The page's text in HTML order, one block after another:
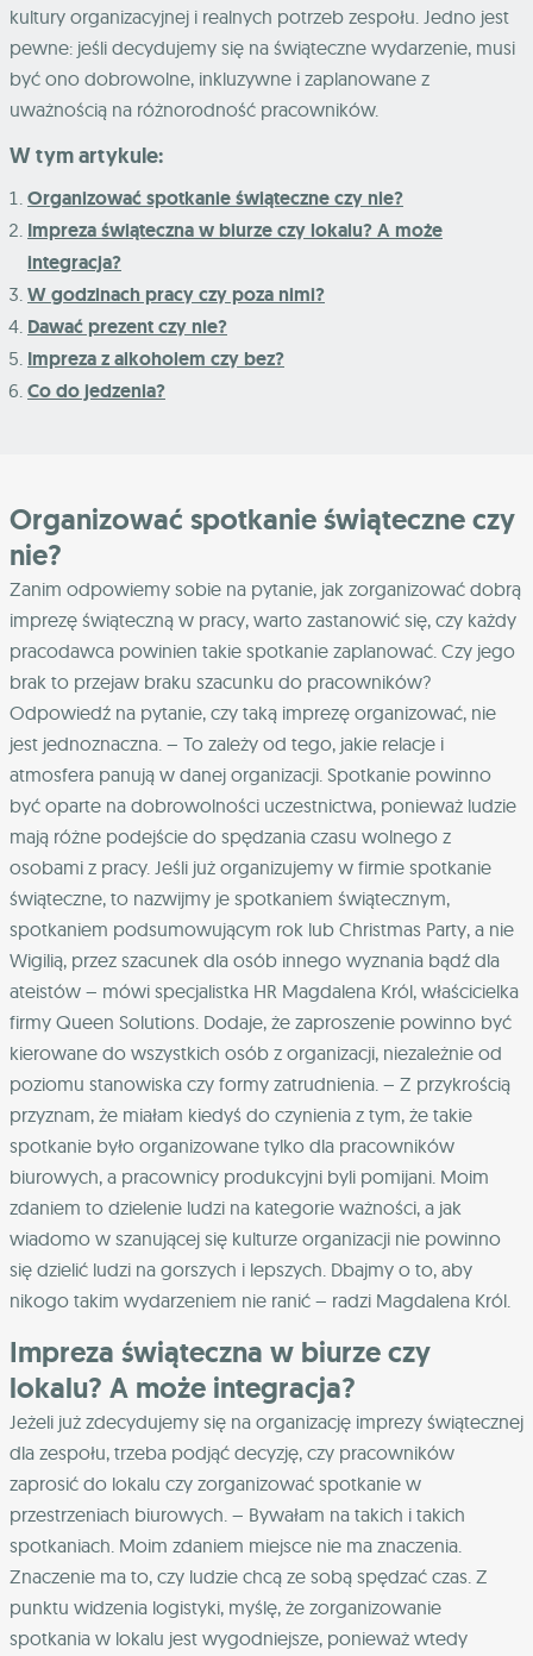
kultury organizacyjnej i realnych potrzeb zespołu. Jedno jest
pewne: jeśli decydujemy się na świąteczne wydarzenie, musi
być ono dobrowolne, inkluzywne i zaplanowane z
uważnością na różnorodność pracowników.
W tym artykule:
Organizować spotkanie świąteczne czy nie?
Impreza świąteczna w biurze czy lokalu? A może
integracja?
W godzinach pracy czy poza nimi?
Dawać prezent czy nie?
Impreza z alkoholem czy bez?
Co do jedzenia?
Organizować spotkanie świąteczne czy
nie?
Zanim odpowiemy sobie na pytanie, jak zorganizować dobrą
imprezę świąteczną w pracy, warto zastanowić się, czy każdy
pracodawca powinien takie spotkanie zaplanować. Czy jego
brak to przejaw braku szacunku do pracowników?
Odpowiedź na pytanie, czy taką imprezę organizować, nie
jest jednoznaczna. – To zależy od tego, jakie relacje i
atmosfera panują w danej organizacji. Spotkanie powinno
być oparte na dobrowolności uczestnictwa, ponieważ ludzie
mają różne podejście do spędzania czasu wolnego z
osobami z pracy. Jeśli już organizujemy w firmie spotkanie
świąteczne, to nazwijmy je spotkaniem świątecznym,
spotkaniem podsumowującym rok lub Christmas Party, a nie
Wigilią, przez szacunek dla osób innego wyznania bądź dla
ateistów – mówi specjalistka HR Magdalena Król, właścicielka
firmy Queen Solutions. Dodaje, że zaproszenie powinno być
kierowane do wszystkich osób z organizacji, niezależnie od
poziomu stanowiska czy formy zatrudnienia. – Z przykrością
przyznam, że miałam kiedyś do czynienia z tym, że takie
spotkanie było organizowane tylko dla pracowników
biurowych, a pracownicy produkcyjni byli pomijani. Moim
zdaniem to dzielenie ludzi na kategorie ważności, a jak
wiadomo w szanującej się kulturze organizacji nie powinno
się dzielić ludzi na gorszych i lepszych. Dbajmy o to, aby
nikogo takim wydarzeniem nie ranić – radzi Magdalena Król.
Impreza świąteczna w biurze czy
lokalu? A może integracja?
Jeżeli już zdecydujemy się na organizację imprezy świątecznej
dla zespołu, trzeba podjąć decyzję, czy pracowników
zaprosić do lokalu czy zorganizować spotkanie w
przestrzeniach biurowych. – Bywałam na takich i takich
spotkaniach. Moim zdaniem miejsce nie ma znaczenia.
Znaczenie ma to, czy ludzie chcą ze sobą spędzać czas. Z
punktu widzenia logistyki, myślę, że zorganizowanie
spotkania w lokalu jest wygodniejsze, ponieważ wtedy